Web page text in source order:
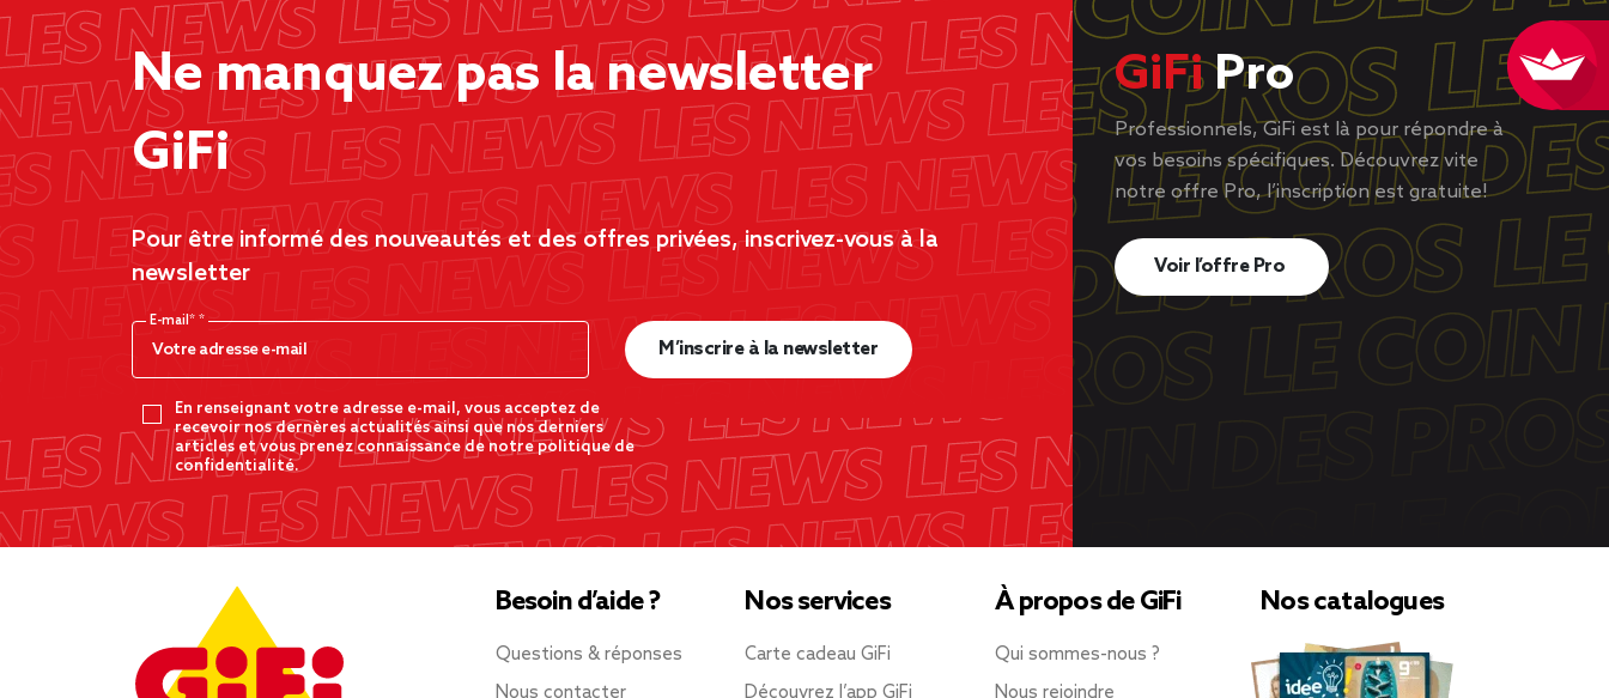
Ne manquez pas la newsletter
GiFi
Pour être informé des nouveautés et des offres privées, inscrivez-vous à la
newsletter
E-mail*
En renseignant votre adresse e-mail, vous acceptez de
recevoir nos dernères actualités ainsi que nos derniers
articles et vous prenez connaissance de notre politique de
confidentialité.
M’inscrire à la newsletter
GiFiPro
Professionnels, GiFi est là pour répondre à
vos besoins spécifiques. Découvrez vite
notre offre Pro, l’inscription est gratuite!
Voir l’offre Pro
Besoin d’aide ?
Questions & réponses
Nous contacter
Nos services
Carte cadeau GiFi
Découvrez l’app GiFi
À propos de GiFi
Qui sommes-nous ?
Nous rejoindre
Nos catalogues